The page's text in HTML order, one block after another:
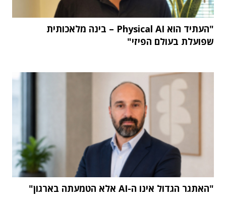
"העתיד הוא Physical AI – בינה מלאכותית
שפועלת בעולם הפיזי"
"האתגר הגדול אינו ה-AI אלא הטמעתה בארגון"